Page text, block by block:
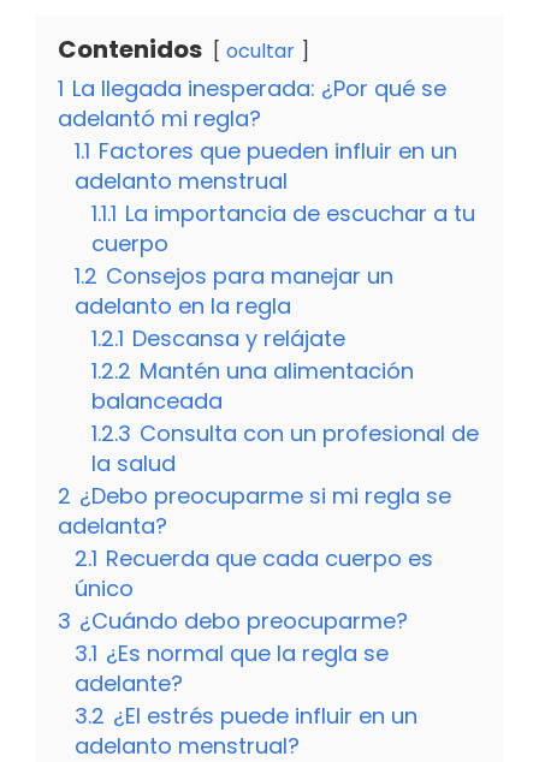
Contenidos ocultar
1 La llegada inesperada: ¿Por qué se
adelantó mi regla?
1.1 Factores que pueden influir en un
adelanto menstrual
1.1.1 La importancia de escuchar a tu
cuerpo
1.2 Consejos para manejar un
adelanto en la regla
1.2.1 Descansa y relájate
1.2.2 Mantén una alimentación
balanceada
1.2.3 Consulta con un profesional de
la salud
2 ¿Debo preocuparme si mi regla se
adelanta?
2.1 Recuerda que cada cuerpo es
único
3 ¿Cuándo debo preocuparme?
3.1 ¿Es normal que la regla se
adelante?
3.2 ¿El estrés puede influir en un
adelanto menstrual?